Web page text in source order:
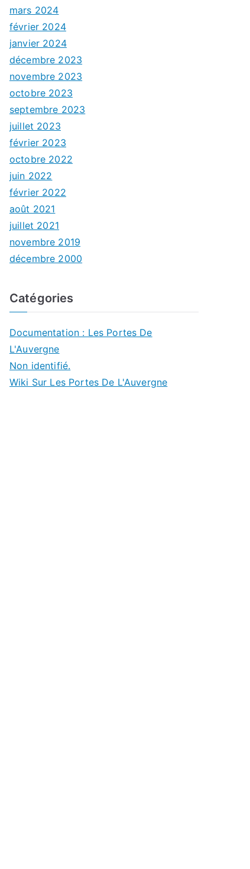
mars 2024
février 2024
janvier 2024
décembre 2023
novembre 2023
octobre 2023
septembre 2023
juillet 2023
février 2023
octobre 2022
juin 2022
février 2022
août 2021
juillet 2021
novembre 2019
décembre 2000
Catégories
Documentation : Les Portes De
L'Auvergne
Non identifié.
Wiki Sur Les Portes De L'Auvergne